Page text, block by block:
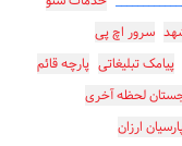
سرور اچ پی
پیامک تبلیغاتی پارچه قائم
لحظه آخری
ارزان